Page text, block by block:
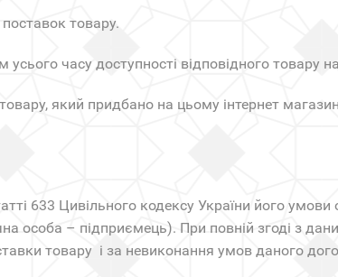
товару.
часу доступності відповідного товару
який придбано на цьому інтернет
633 Цивільного кодексу України його умови
особа – підприємець). При повній згоді з
товару і за невиконання умов даного